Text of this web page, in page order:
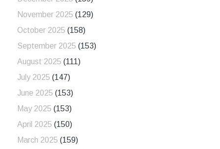
November 2025 (129)
October 2025 (158)
September 2025 (153)
August 2025 (111)
July 2025 (147)
June 2025 (153)
May 2025 (153)
April 2025 (150)
March 2025 (159)